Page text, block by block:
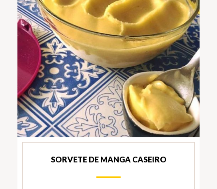
SORVETE DE MANGA CASEIRO